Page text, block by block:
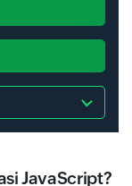
JavaScript?